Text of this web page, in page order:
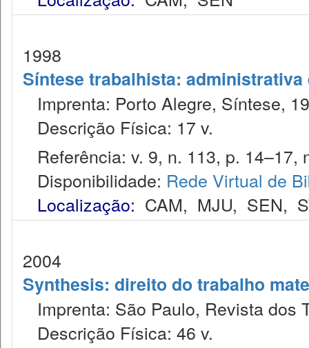
1998
Síntese trabalhista:
Imprenta: Porto Alegre, Síntese,
Descrição Física: 17 v.
Referência: v. 9, n. 113, p. 14–17,
Disponibilidade: Rede Virtual de
Localização: CAM, MJU, SEN,
2004
Synthesis: direito do trabalho
Imprenta: São Paulo, Revista dos
Descrição Física: 46 v.